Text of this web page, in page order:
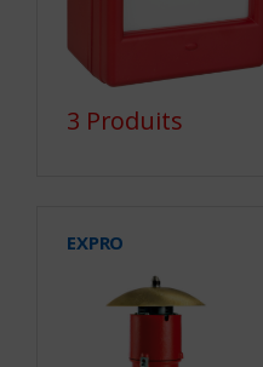
3 Produits
EXPRO